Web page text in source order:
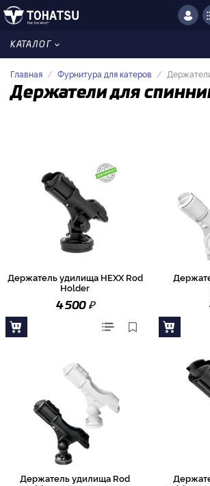
КАТАЛОГ
Главная Фурнитура для катеров
Держатели для
Держатель удилища HEXX Rod
Holder
4 500₽
Держатель удилища Rod